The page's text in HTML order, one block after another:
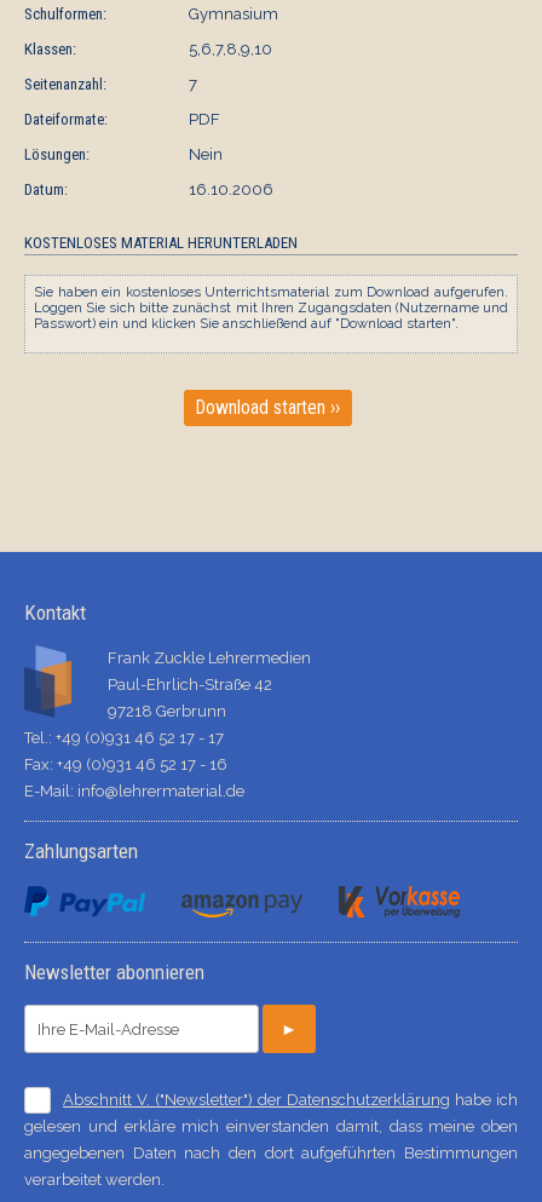
Schulformen:
Gymnasium
Klassen:
5,6,7,8,9,10
Seitenanzahl:
7
Dateiformate:
PDF
Lösungen:
Nein
Datum:
16.10.2006
KOSTENLOSES MATERIAL HERUNTERLADEN
Sie haben ein kostenloses Unterrichtsmaterial zum Download aufgerufen.
Loggen Sie sich bitte zunächst mit Ihren Zugangsdaten (Nutzername und
Passwort) ein und klicken Sie anschließend auf "Download starten".
Download starten ››
Kontakt
Frank Zuckle Lehrermedien
Paul-Ehrlich-Straße 42
97218 Gerbrunn
Tel.: +49 (0)931 46 52 17 - 17
Fax: +49 (0)931 46 52 17 - 16
E-Mail: info@lehrermaterial.de
Zahlungsarten
Newsletter abonnieren
►
Abschnitt V. ("Newsletter") der Datenschutzerklärung habe ich
gelesen und erkläre mich einverstanden damit, dass meine oben
angegebenen Daten nach den dort aufgeführten Bestimmungen
verarbeitet werden.